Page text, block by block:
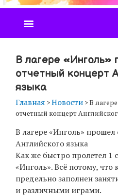
В лагере «Инголь»
отчетный концерт
языка
Главная >Новости >В
отчетный концерт
В лагере «Инголь»
Английского языка
Как же быстро пролетел 1
«Инголь». Всё потому,
предельно заполнен
и различными играми.